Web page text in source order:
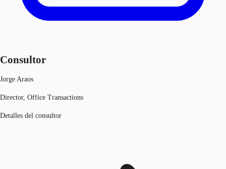
Consultor
Jorge Araos
Director, Office Transactions
Detalles del consultor